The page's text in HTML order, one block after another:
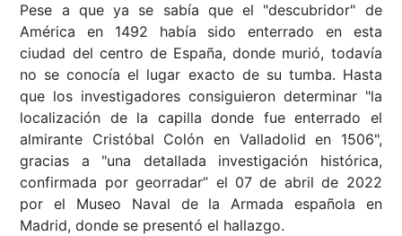
Pese a que ya se sabía que el "descubridor" de
América en 1492 había sido enterrado en esta
ciudad del centro de España, donde murió, todavía
no se conocía el lugar exacto de su tumba. Hasta
que los investigadores consiguieron determinar "la
localización de la capilla donde fue enterrado el
almirante Cristóbal Colón en Valladolid en 1506",
gracias a "una detallada investigación histórica,
confirmada por georradar” el 07 de abril de 2022
por el Museo Naval de la Armada española en
Madrid, donde se presentó el hallazgo.